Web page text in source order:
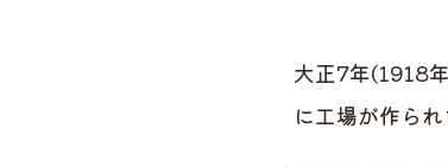
大正7年(1918
に工場が作られ